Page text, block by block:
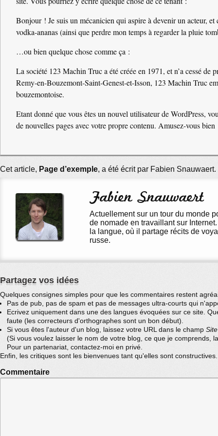
Bonjour ! Je suis un mécanicien qui aspire à devenir un acteur,
vodka-ananas (ainsi que perdre mon temps à regarder la pluie
…ou bien quelque chose comme ça :
La société 123 Machin Truc a été créée en 1971, et n’a cessé
Remy-en-Bouzemont-Saint-Genest-et-Isson, 123 Machin Truc
bouzemontoise.
Etant donné que vous êtes un nouvel utilisateur de WordPress,
de nouvelles pages avec votre propre contenu. Amusez-vous bien
Cet article, Page d’exemple, a été écrit par Fabien Snauwaert.
Fabien Snauwaert
Actuellement sur un tour du monde
de nomade en travaillant sur
la langue, où il partage récits de
russe.
Partagez vos idées
Quelques consignes simples pour que les commentaires restent
Pas de pub, pas de spam et pas de messages ultra-courts qui
Ecrivez uniquement dans une des langues évoquées sur ce site.
faute (les correcteurs d'orthographes sont un bon début).
Si vous êtes l'auteur d'un blog, laissez votre URL dans le champ
(Si vous voulez laisser le nom de votre blog, ce que je comprends,
Pour un partenariat, contactez-moi en privé.
Enfin, les critiques sont les bienvenues tant qu'elles sont
Commentaire